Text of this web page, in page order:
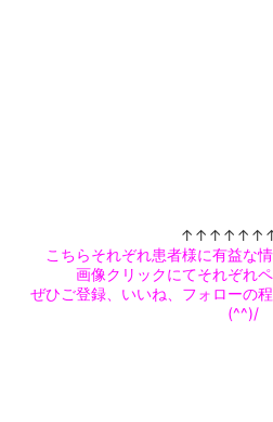
こちらそれぞれ患者様に有益な
画像クリックにてそれぞれ
ぜひご登録、いいね、フォローの
(^^)/